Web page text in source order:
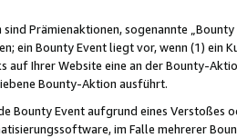
Prämienaktionen, sogenannte
ein Bounty Event liegt vor, wenn (1) ein
auf Ihrer Website eine an der Bounty-
Bounty-Aktion ausführt.
Event aufgrund eines Verstoßes
im Falle mehrerer